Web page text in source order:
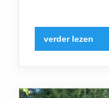
verder lezen